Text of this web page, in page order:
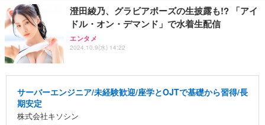
澄田綾乃、グラビアポーズの生披露も!? 「アイ
ドル・オン・デマンド」で水着生配信
エンタメ
2024.10.9(水) 14:22
サーバーエンジニア/未経験歓迎/座学とOJTで基礎から習得/長
期安定
株式会社キソシン